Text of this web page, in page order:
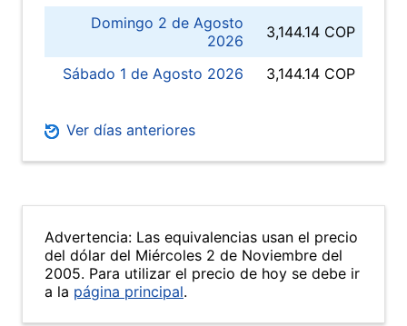
Domingo 2 de Agosto
2026
3,144.14 COP
Sábado 1 de Agosto 2026 3,144.14 COP
Ver días anteriores
Advertencia: Las equivalencias usan el precio
del dólar del Miércoles 2 de Noviembre del
2005. Para utilizar el precio de hoy se debe ir
a la página principal.